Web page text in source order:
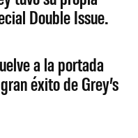
Double Issue.
a la portada
éxito de Grey’s